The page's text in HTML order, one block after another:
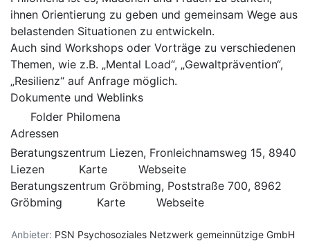
ihnen Orientierung zu geben und gemeinsam Wege aus
belastenden Situationen zu entwickeln.
Auch sind Workshops oder Vorträge zu verschiedenen
Themen, wie z.B. „Mental Load“, „Gewaltprävention“,
„Resilienz“ auf Anfrage möglich.
Dokumente und Weblinks
Folder Philomena
Adressen
Beratungszentrum Liezen, Fronleichnamsweg 15, 8940
Liezen
Karte
Webseite
Beratungszentrum Gröbming, Poststraße 700, 8962
Gröbming
Karte Webseite
Anbieter: PSN Psychosoziales Netzwerk gemeinnützige GmbH